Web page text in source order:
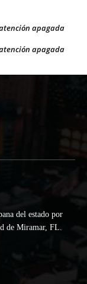
apagada
apagada
del estado por
de Miramar, FL.